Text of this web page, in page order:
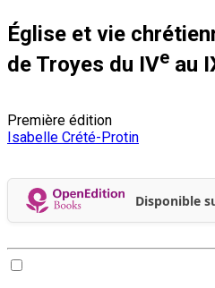
Église et vie
de Troyes du IVe au
Première édition
Isabelle Crété-Protin
Disponible